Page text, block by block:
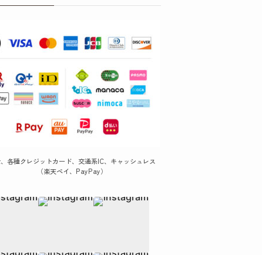
各種クレジットカード、交通系IC、キャッシュレス
（楽天ペイ、PayPay）